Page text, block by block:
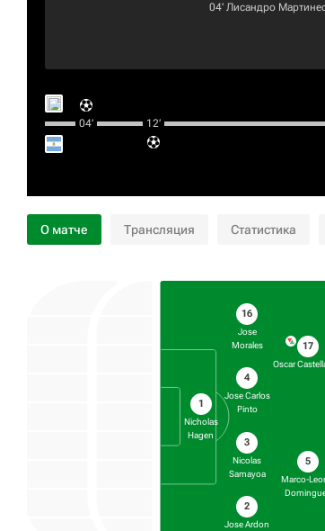
04‎’‎ Лисандро
04‎’‎ 12‎’‎
О матче Трансляция Статистика
1
Nicholas
Hagen
16
Jose
Morales
4
Jose Carlos
Pinto
3
Nicolas
Samayoa
2
Jose Ardon
17
Oscar
5
Marco-